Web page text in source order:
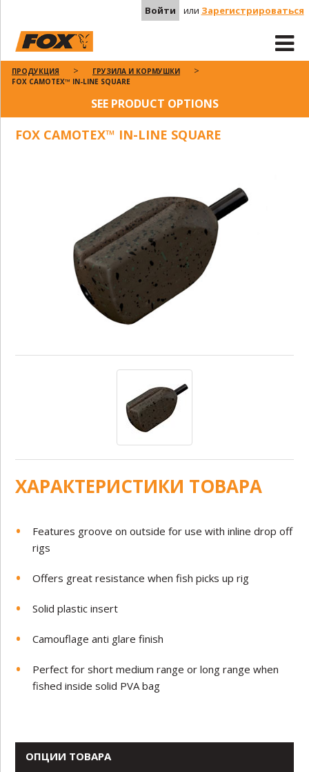
Войти или Зарегистрироваться
ПРОДУКЦИЯ
ГРУЗИЛА И КОРМУШКИ
FOX CAMOTEX™ IN-LINE SQUARE
SEE PRODUCT OPTIONS
FOX CAMOTEX™ IN-LINE SQUARE
ХАРАКТЕРИСТИКИ ТОВАРА
Features groove on outside for use with inline drop off
rigs
Offers great resistance when fish picks up rig
Solid plastic insert
Camouflage anti glare finish
Perfect for short medium range or long range when
fished inside solid PVA bag
ОПЦИИ ТОВАРА